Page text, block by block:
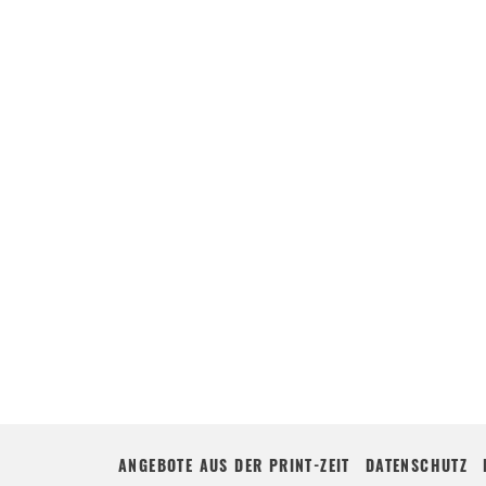
ANGEBOTE AUS DER PRINT-ZEIT DATENSCHUTZ